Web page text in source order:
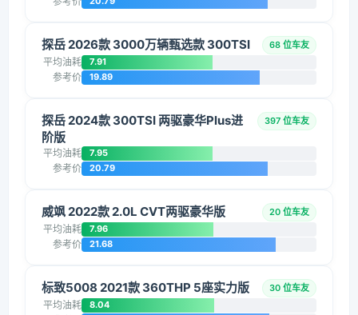
探岳 2026款 3000万辆甄选款 300TSI 68 位车友
平均油耗 7.91
参考价 19.89
探岳 2024款 300TSI 两驱豪华Plus进
阶版
397 位车友
平均油耗 7.95
参考价 20.79
威飒 2022款 2.0L CVT两驱豪华版 20 位车友
平均油耗 7.96
参考价 21.68
标致5008 2021款 360THP 5座实力版 30 位车友
平均油耗 8.04